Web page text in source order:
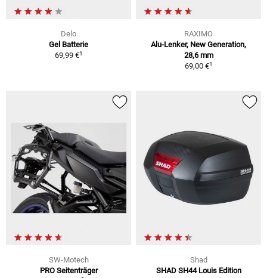
Delo
Gel Batterie
69,99 €1
RAXIMO
Alu-Lenker, New Generation,
28,6 mm
69,00 €1
SW-Motech
PRO Seitenträger
Shad
SHAD SH44 Louis Edition